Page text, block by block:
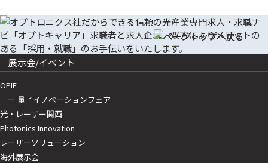
展示会/イベント
OPIE
ー 量子イノベーションフェア
光・レーザー関西
Photonics Innovation
レーザーソリューション
海外展示会